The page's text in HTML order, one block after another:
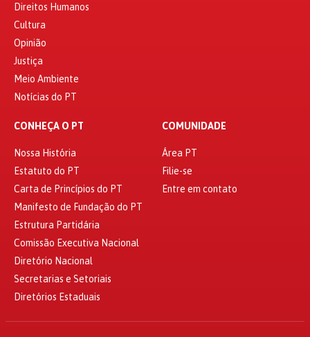
Direitos Humanos
Cultura
Opinião
Justiça
Meio Ambiente
Notícias do PT
CONHEÇA O PT
Nossa História
Estatuto do PT
Carta de Princípios do PT
Manifesto de Fundação do PT
Estrutura Partidária
Comissão Executiva Nacional
Diretório Nacional
Secretarias e Setoriais
Diretórios Estaduais
COMUNIDADE
Área PT
Filie-se
Entre em contato